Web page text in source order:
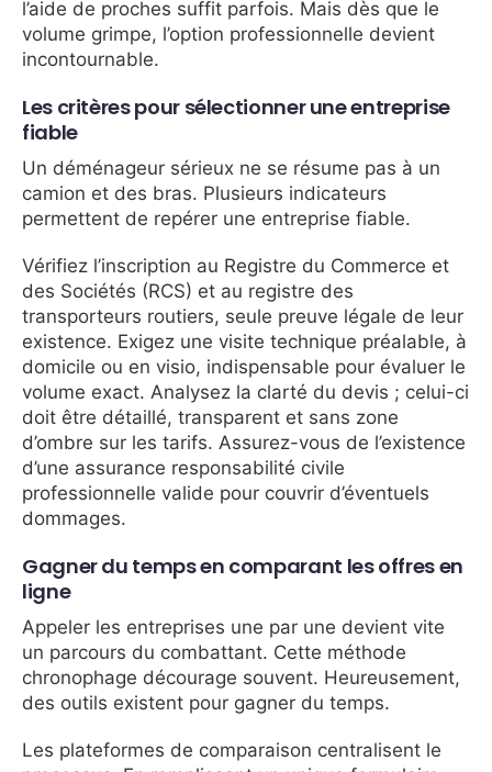
l’aide de proches suffit parfois. Mais dès que le
volume grimpe, l’option professionnelle devient
incontournable.
Les critères pour sélectionner une entreprise
fiable
Un déménageur sérieux ne se résume pas à un
camion et des bras. Plusieurs indicateurs
permettent de repérer une entreprise fiable.
Vérifiez l’inscription au Registre du Commerce et
des Sociétés (RCS) et au registre des
transporteurs routiers, seule preuve légale de leur
existence. Exigez une visite technique préalable, à
domicile ou en visio, indispensable pour évaluer le
volume exact. Analysez la clarté du devis ; celui-ci
doit être détaillé, transparent et sans zone
d’ombre sur les tarifs. Assurez-vous de l’existence
d’une assurance responsabilité civile
professionnelle valide pour couvrir d’éventuels
dommages.
Gagner du temps en comparant les offres en
ligne
Appeler les entreprises une par une devient vite
un parcours du combattant. Cette méthode
chronophage décourage souvent. Heureusement,
des outils existent pour gagner du temps.
Les plateformes de comparaison centralisent le